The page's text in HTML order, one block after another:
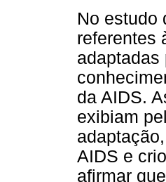
No estudo
referentes
adaptadas
da AIDS.
exibiam
AIDS e
afirmar